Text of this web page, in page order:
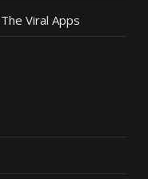
Viral Apps